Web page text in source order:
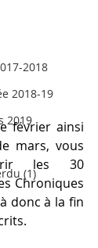
2018
2018-19
2019
(1)
février ainsi
mars, vous
les 30
Chroniques
donc à la fin